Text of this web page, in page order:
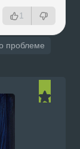
1
проблеме